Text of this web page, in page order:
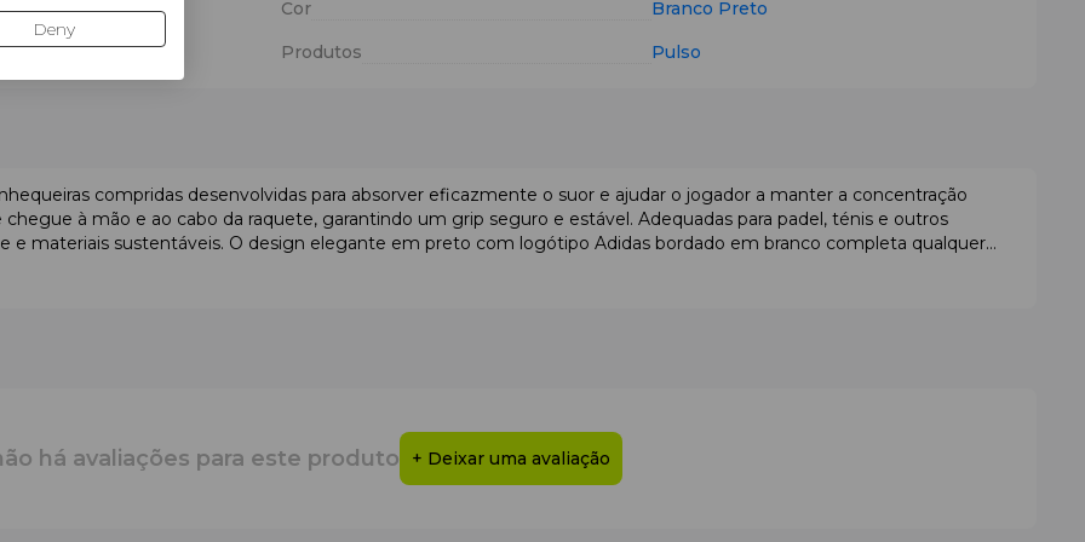
Cor Branco Preto
Produtos Pulso
compridas desenvolvidas para absorver eficazmente o suor e ajudar o jogador a manter a concentração
à mão e ao cabo da raquete, garantindo um grip seguro e estável. Adequadas para padel, ténis e outros
e materiais sustentáveis. O design elegante em preto com logótipo Adidas bordado em branco completa qualquer
há avaliações para este produto + Deixar uma avaliação
Deny